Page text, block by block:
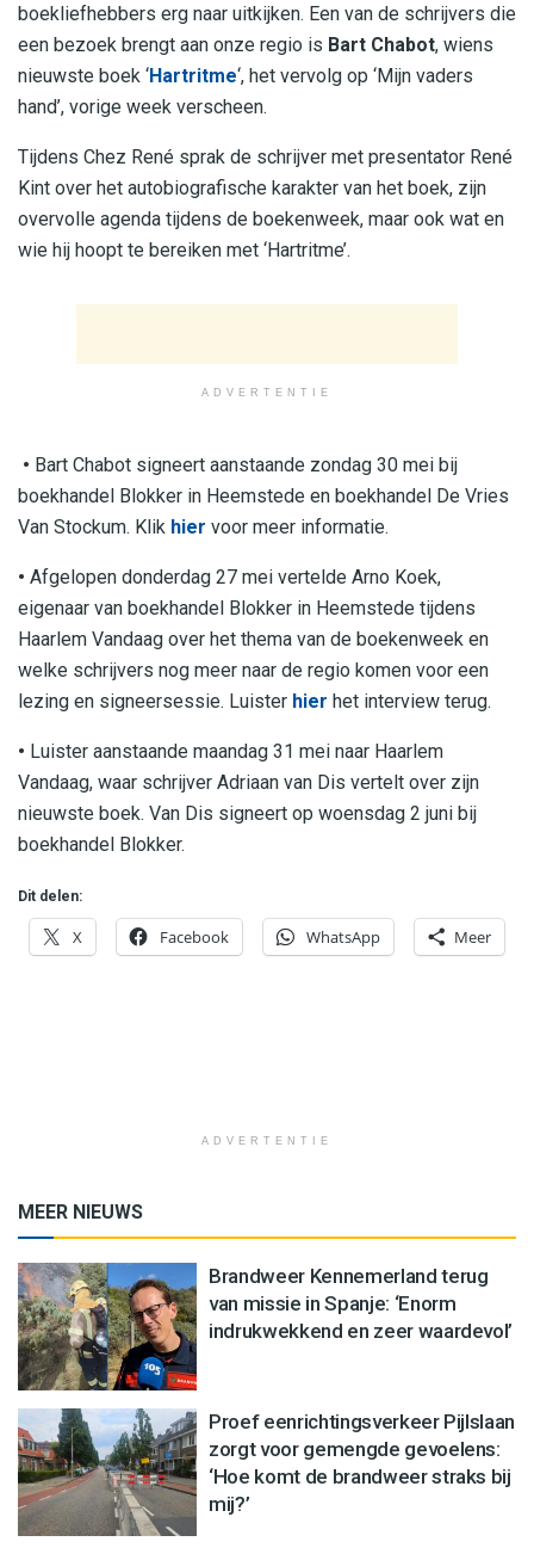
boekliefhebbers erg naar uitkijken. Een van de schrijvers die
een bezoek brengt aan onze regio is Bart Chabot, wiens
nieuwste boek ‘Hartritme‘, het vervolg op ‘Mijn vaders
hand’, vorige week verscheen.
Tijdens Chez René sprak de schrijver met presentator René
Kint over het autobiografische karakter van het boek, zijn
overvolle agenda tijdens de boekenweek, maar ook wat en
wie hij hoopt te bereiken met ‘Hartritme’.
ADVERTENTIE
• Bart Chabot signeert aanstaande zondag 30 mei bij
boekhandel Blokker in Heemstede en boekhandel De Vries
Van Stockum. Klik hier voor meer informatie.
• Afgelopen donderdag 27 mei vertelde Arno Koek,
eigenaar van boekhandel Blokker in Heemstede tijdens
Haarlem Vandaag over het thema van de boekenweek en
welke schrijvers nog meer naar de regio komen voor een
lezing en signeersessie. Luister hier het interview terug.
• Luister aanstaande maandag 31 mei naar Haarlem
Vandaag, waar schrijver Adriaan van Dis vertelt over zijn
nieuwste boek. Van Dis signeert op woensdag 2 juni bij
boekhandel Blokker.
Dit delen:
X Facebook WhatsApp Meer
ADVERTENTIE
MEER NIEUWS
Brandweer Kennemerland terug
van missie in Spanje: ‘Enorm
indrukwekkend en zeer waardevol’
Proef eenrichtingsverkeer Pijlslaan
zorgt voor gemengde gevoelens:
‘Hoe komt de brandweer straks bij
mij?’